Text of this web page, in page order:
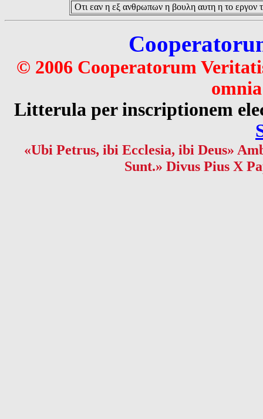
Οτι εαν η εξ ανθρωπων η βουλη αυτη η το εργον
© 2006 Cooperatorum
Litterula per inscriptionem
«Ubi Petrus, ibi Ecclesia, ibi Deus»
Sunt.» Divus Pius X